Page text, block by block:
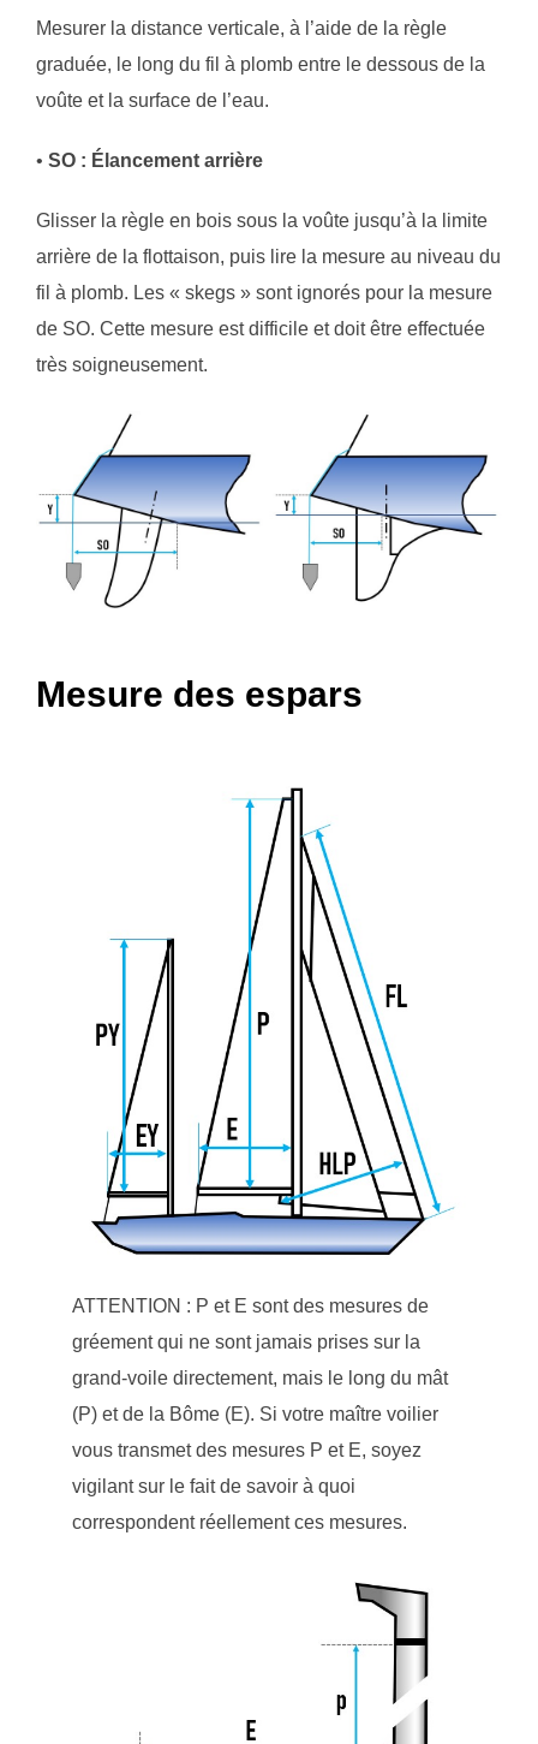
Mesurer la distance verticale, à l’aide de la règle
graduée, le long du fil à plomb entre le dessous de la
voûte et la surface de l’eau.
• SO : Élancement arrière
Glisser la règle en bois sous la voûte jusqu’à la limite
arrière de la flottaison, puis lire la mesure au niveau du
fil à plomb. Les « skegs » sont ignorés pour la mesure
de SO. Cette mesure est difficile et doit être effectuée
très soigneusement.
Mesure des espars
ATTENTION : P et E sont des mesures de
gréement qui ne sont jamais prises sur la
grand-voile directement, mais le long du mât
(P) et de la Bôme (E). Si votre maître voilier
vous transmet des mesures P et E, soyez
vigilant sur le fait de savoir à quoi
correspondent réellement ces mesures.